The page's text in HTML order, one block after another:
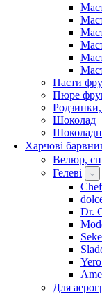
Пасти
Пюре
Шоколад
Харчові
Велюр,
Гелеві
Dr.
Для